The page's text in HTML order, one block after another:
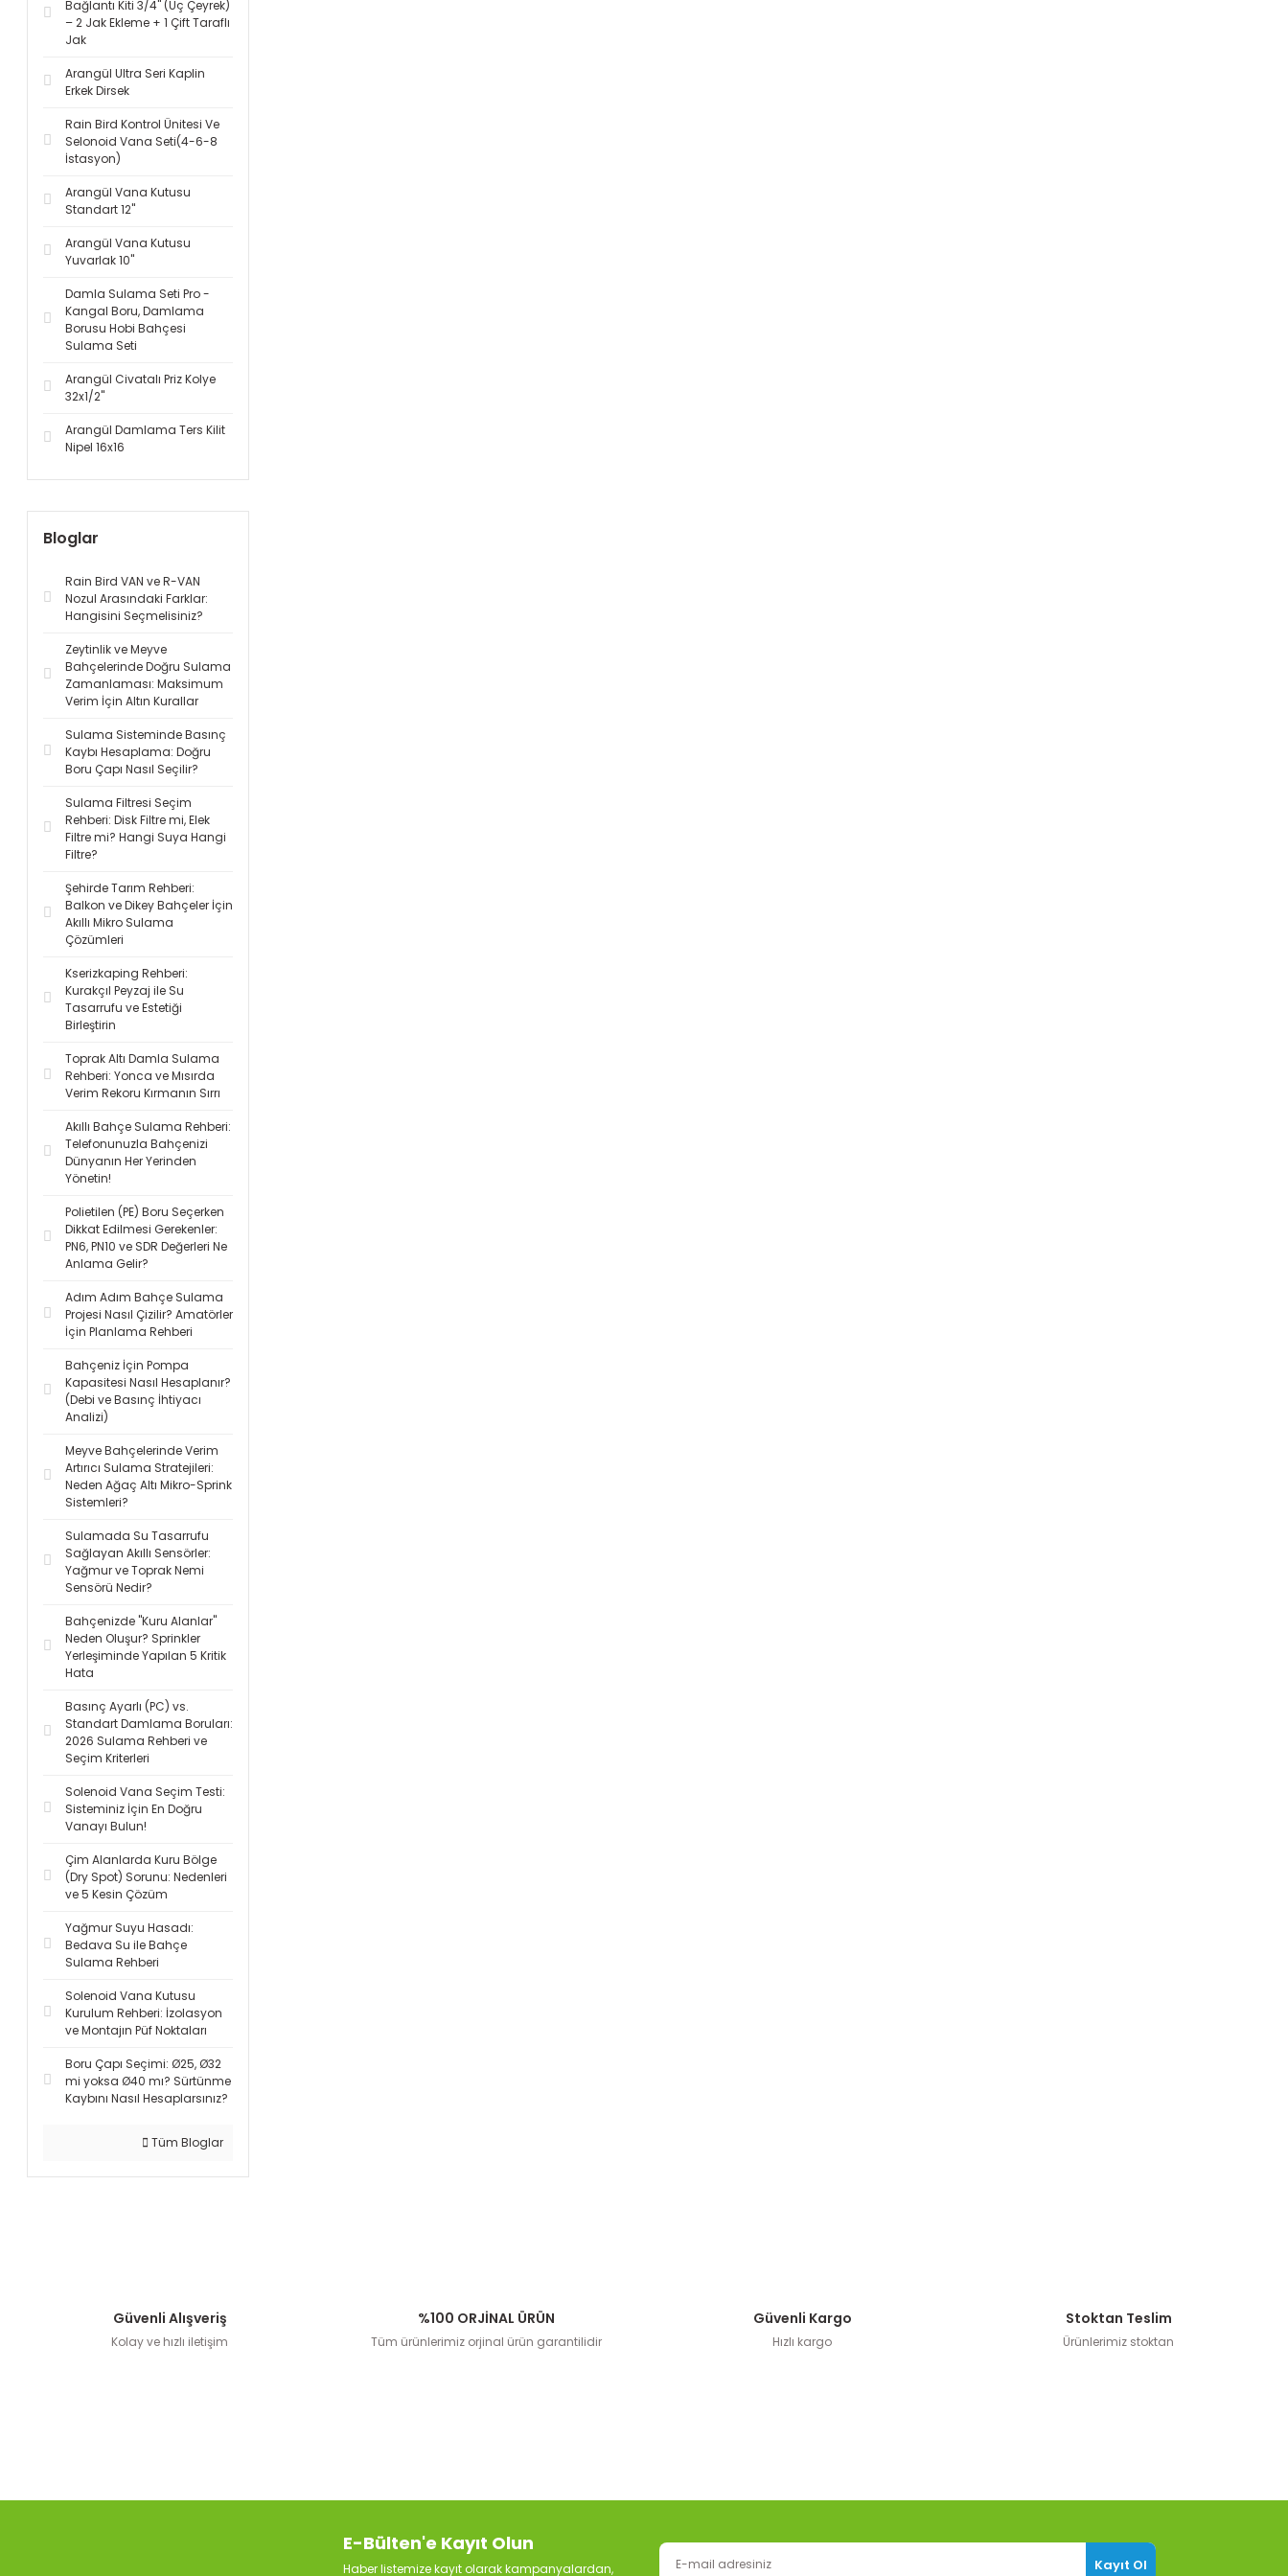
Bağlantı Kiti 3/4'' (Üç Çeyrek)
– 2 Jak Ekleme + 1 Çift Taraflı
Jak
Arangül Ultra Seri Kaplin
Erkek Dirsek
Rain Bird Kontrol Ünitesi Ve
Selonoid Vana Seti(4-6-8
İstasyon)
Arangül Vana Kutusu
Standart 12''
Arangül Vana Kutusu
Yuvarlak 10''
Damla Sulama Seti Pro -
Kangal Boru, Damlama
Borusu Hobi Bahçesi
Sulama Seti
Arangül Civatalı Priz Kolye
32x1/2''
Arangül Damlama Ters Kilit
Nipel 16x16
Bloglar
Rain Bird VAN ve R-VAN
Nozul Arasındaki Farklar:
Hangisini Seçmelisiniz?
Zeytinlik ve Meyve
Bahçelerinde Doğru Sulama
Zamanlaması: Maksimum
Verim İçin Altın Kurallar
Sulama Sisteminde Basınç
Kaybı Hesaplama: Doğru
Boru Çapı Nasıl Seçilir?
Sulama Filtresi Seçim
Rehberi: Disk Filtre mi, Elek
Filtre mi? Hangi Suya Hangi
Filtre?
Şehirde Tarım Rehberi:
Balkon ve Dikey Bahçeler İçin
Akıllı Mikro Sulama
Çözümleri
Kserizkaping Rehberi:
Kurakçıl Peyzaj ile Su
Tasarrufu ve Estetiği
Birleştirin
Toprak Altı Damla Sulama
Rehberi: Yonca ve Mısırda
Verim Rekoru Kırmanın Sırrı
Akıllı Bahçe Sulama Rehberi:
Telefonunuzla Bahçenizi
Dünyanın Her Yerinden
Yönetin!
Polietilen (PE) Boru Seçerken
Dikkat Edilmesi Gerekenler:
PN6, PN10 ve SDR Değerleri Ne
Anlama Gelir?
Adım Adım Bahçe Sulama
Projesi Nasıl Çizilir? Amatörler
İçin Planlama Rehberi
Bahçeniz İçin Pompa
Kapasitesi Nasıl Hesaplanır?
(Debi ve Basınç İhtiyacı
Analizi)
Meyve Bahçelerinde Verim
Artırıcı Sulama Stratejileri:
Neden Ağaç Altı Mikro-Sprink
Sistemleri?
Sulamada Su Tasarrufu
Sağlayan Akıllı Sensörler:
Yağmur ve Toprak Nemi
Sensörü Nedir?
Bahçenizde "Kuru Alanlar"
Neden Oluşur? Sprinkler
Yerleşiminde Yapılan 5 Kritik
Hata
Basınç Ayarlı (PC) vs.
Standart Damlama Boruları:
2026 Sulama Rehberi ve
Seçim Kriterleri
Solenoid Vana Seçim Testi:
Sisteminiz İçin En Doğru
Vanayı Bulun!
Çim Alanlarda Kuru Bölge
(Dry Spot) Sorunu: Nedenleri
ve 5 Kesin Çözüm
Yağmur Suyu Hasadı:
Bedava Su ile Bahçe
Sulama Rehberi
Solenoid Vana Kutusu
Kurulum Rehberi: İzolasyon
ve Montajın Püf Noktaları
Boru Çapı Seçimi: Ø25, Ø32
mi yoksa Ø40 mı? Sürtünme
Kaybını Nasıl Hesaplarsınız?
Tüm Bloglar
Güvenli Alışveriş
Kolay ve hızlı iletişim
%100 ORJİNAL ÜRÜN
Tüm ürünlerimiz orjinal ürün garantilidir
Güvenli Kargo
Hızlı kargo
Stoktan Teslim
Ürünlerimiz stoktan
E-Bülten'e Kayıt Olun
Haber listemize kayıt olarak kampanyalardan, Kayıt Ol